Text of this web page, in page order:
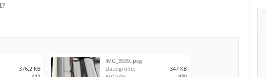
376,2 KB
IMG_3539.jpeg
Dateigröße:
347 KB